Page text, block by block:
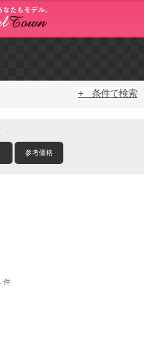
+ 条件で検索
参考価格
件